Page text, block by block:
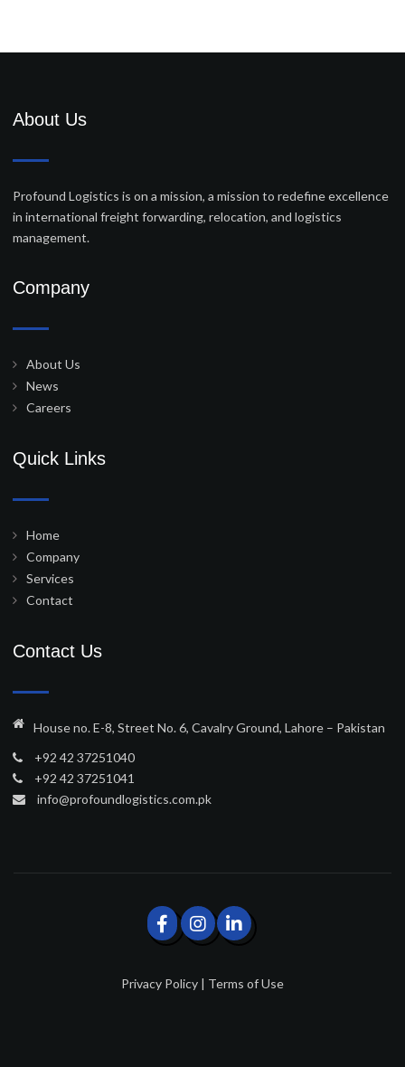
About Us
Profound Logistics is on a mission, a mission to redefine excellence
in international freight forwarding, relocation, and logistics
management.
Company
About Us
News
Careers
Quick Links
Home
Company
Services
Contact
Contact Us
House no. E-8, Street No. 6, Cavalry Ground, Lahore – Pakistan
+92 42 37251040
+92 42 37251041
info@profoundlogistics.com.pk
Privacy Policy | Terms of Use